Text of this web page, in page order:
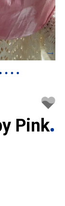
Pink